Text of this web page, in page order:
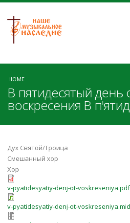
HOME
В пятидесятый день
воскресения В
Дух Святой/Троица
Смешанный хор
Хор
v-pyatidesyatiy-denj-ot-voskreseniya.pdf
v-pyatidesyatiy-denj-ot-voskreseniya.mid